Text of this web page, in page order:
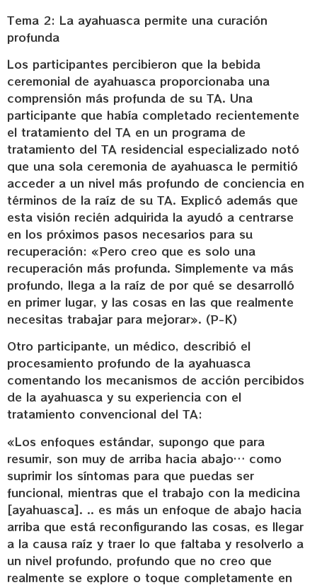
Tema 2: La ayahuasca permite una curación
profunda
Los participantes percibieron que la bebida
ceremonial de ayahuasca proporcionaba una
comprensión más profunda de su TA. Una
participante que había completado recientemente
el tratamiento del TA en un programa de
tratamiento del TA residencial especializado notó
que una sola ceremonia de ayahuasca le permitió
acceder a un nivel más profundo de conciencia en
términos de la raíz de su TA. Explicó además que
esta visión recién adquirida la ayudó a centrarse
en los próximos pasos necesarios para su
recuperación: «Pero creo que es solo una
recuperación más profunda. Simplemente va más
profundo, llega a la raíz de por qué se desarrolló
en primer lugar, y las cosas en las que realmente
necesitas trabajar para mejorar». (P-K)
Otro participante, un médico, describió el
procesamiento profundo de la ayahuasca
comentando los mecanismos de acción percibidos
de la ayahuasca y su experiencia con el
tratamiento convencional del TA:
«Los enfoques estándar, supongo que para
resumir, son muy de arriba hacia abajo… como
suprimir los síntomas para que puedas ser
funcional, mientras que el trabajo con la medicina
[ayahuasca]. .. es más un enfoque de abajo hacia
arriba que está reconfigurando las cosas, es llegar
a la causa raíz y traer lo que faltaba y resolverlo a
un nivel profundo, profundo que no creo que
realmente se explore o toque completamente en